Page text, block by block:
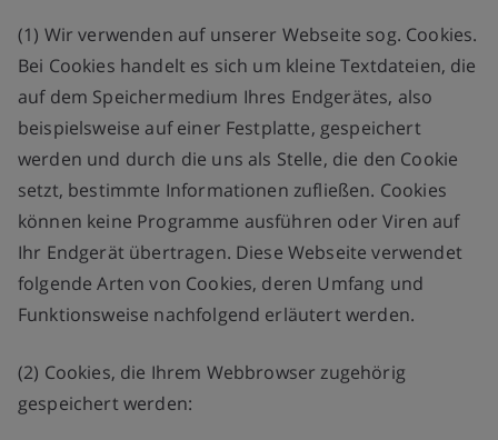
(1) Wir verwenden auf unserer Webseite sog. Cookies.
Bei Cookies handelt es sich um kleine Textdateien, die
auf dem Speichermedium Ihres Endgerätes, also
beispielsweise auf einer Festplatte, gespeichert
werden und durch die uns als Stelle, die den Cookie
setzt, bestimmte Informationen zufließen. Cookies
können keine Programme ausführen oder Viren auf
Ihr Endgerät übertragen. Diese Webseite verwendet
folgende Arten von Cookies, deren Umfang und
Funktionsweise nachfolgend erläutert werden.
(2) Cookies, die Ihrem Webbrowser zugehörig
gespeichert werden: